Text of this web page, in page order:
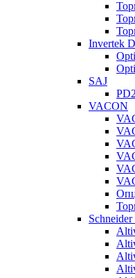
Invertek
SAJ
VACON